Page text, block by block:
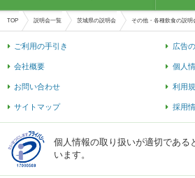
TOP 説明会一覧 茨城県の説明会 その他・各種飲食の説明
ご利用の手引き 広告
会社概要 個人
お問い合わせ 利用
サイトマップ 採用
個人情報の取り扱いが適切である
います。